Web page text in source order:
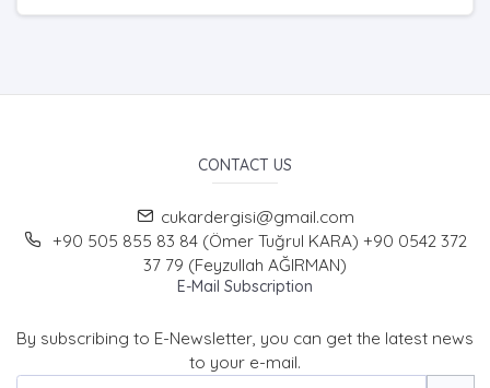
CONTACT US
cukardergisi@gmail.com
+90 505 855 83 84 (Ömer Tuğrul KARA) +90 0542 372
37 79 (Feyzullah AĞIRMAN)
E-Mail Subscription
By subscribing to E-Newsletter, you can get the latest news
to your e-mail.